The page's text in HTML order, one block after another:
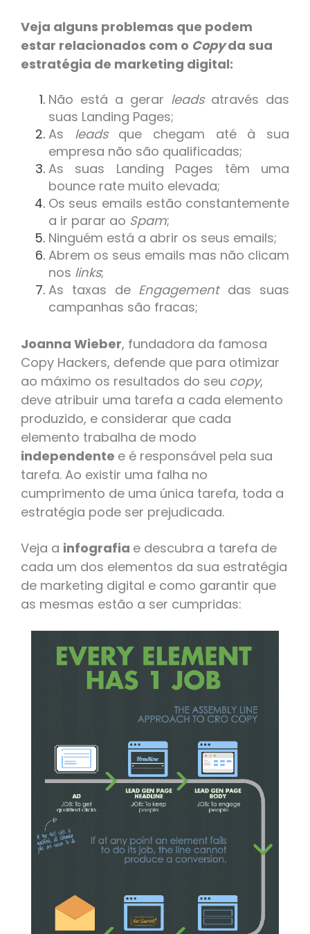
Veja alguns problemas que podem
estar relacionados com o Copyda sua
estratégia de marketing digital:
Não está a gerar leads através das
suas Landing Pages;
As leads que chegam até à sua
empresa não são qualificadas;
As suas Landing Pages têm uma
bounce rate muito elevada;
Os seus emails estão constantemente
a ir parar ao Spam;
Ninguém está a abrir os seus emails;
Abrem os seus emails mas não clicam
nos links;
As taxas de Engagement das suas
campanhas são fracas;
Joanna Wieber, fundadora da famosa
Copy Hackers, defende que para otimizar
ao máximo os resultados do seu copy,
deve atribuir uma tarefa a cada elemento
produzido, e considerar que cada
elemento trabalha de modo
independente e é responsável pela sua
tarefa. Ao existir uma falha no
cumprimento de uma única tarefa, toda a
estratégia pode ser prejudicada.
Veja a infografia e descubra a tarefa de
cada um dos elementos da sua estratégia
de marketing digital e como garantir que
as mesmas estão a ser cumpridas: